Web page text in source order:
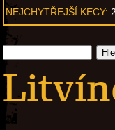
NEJCHYTŘEJŠÍ KECY: